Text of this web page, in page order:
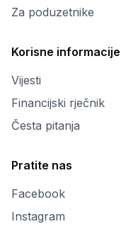
Za poduzetnike
Korisne informacije
Vijesti
Financijski rječnik
Česta pitanja
Pratite nas
Facebook
Instagram